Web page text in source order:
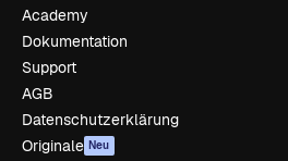
Academy
Dokumentation
Support
AGB
Datenschutzerklärung
Originale Neu